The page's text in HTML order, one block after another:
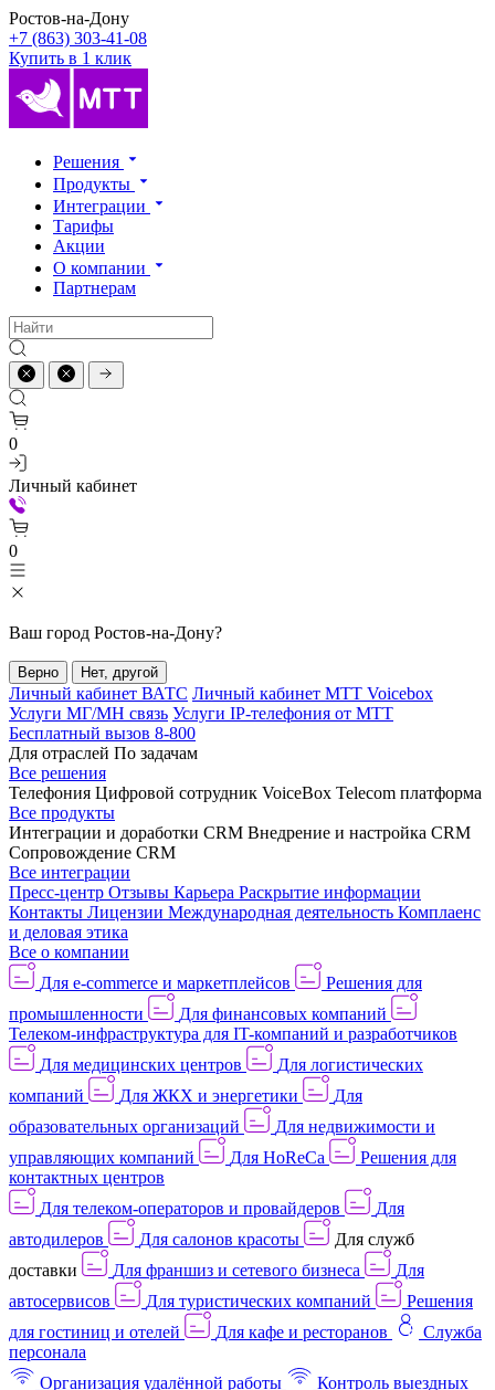
Ростов-на-Дону
+7 (863) 303-41-08
Купить в 1 клик
Решения
Продукты
Интеграции
Тарифы
Акции
О компании
Партнерам
0
Личный кабинет
0
Ваш город Ростов-на-Дону?
Верно Нет, другой
Личный кабинет ВАТС Личный кабинет МТТ Voicebox
Услуги МГ/МН связь Услуги IP-телефония от МТТ
Бесплатный вызов 8-800
Для отраслей По задачам
Все решения
Телефония Цифровой сотрудник VoiceBox Telecom платформа
Все продукты
Интеграции и доработки CRM Внедрение и настройка CRM
Сопровождение CRM
Все интеграции
Пресс-центр Отзывы Карьера Раскрытие информации
Контакты Лицензии Международная деятельность Комплаенс
и деловая этика
Все о компании
Для e-commerce и маркетплейсов
Решения для
промышленности
Для финансовых компаний
Телеком-инфраструктура для IT-компаний и разработчиков
Для медицинских центров
Для логистических
компаний
Для ЖКХ и энергетики
Для
образовательных организаций
Для недвижимости и
управляющих компаний
Для HoReCa
Решения для
контактных центров
Для телеком-операторов и провайдеров
Для
автодилеров
Для салонов красоты
Для служб
доставки
Для франшиз и сетевого бизнеса
Для
автосервисов
Для туристических компаний
Решения
для гостиниц и отелей
Для кафе и ресторанов
Служба
персонала
Организация удалённой работы
Контроль выездных